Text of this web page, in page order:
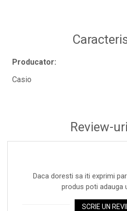
Producator:
Casio
Review-uri
Daca doresti sa iti exprimi
produs poti adauga
SCRIE UN